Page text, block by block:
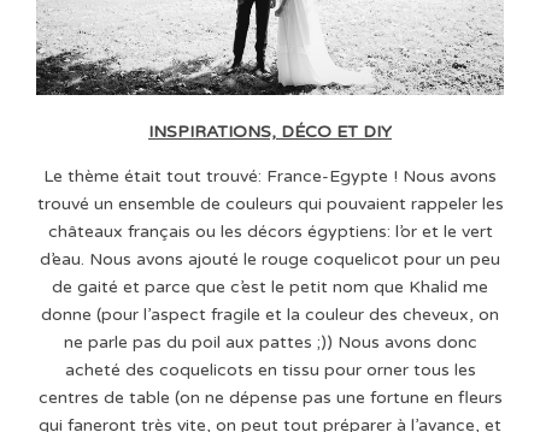
INSPIRATIONS, DÉCO ET DIY
Le thème était tout trouvé: France-Egypte ! Nous avons
trouvé un ensemble de couleurs qui pouvaient rappeler les
châteaux français ou les décors égyptiens: l’or et le vert
d’eau. Nous avons ajouté le rouge coquelicot pour un peu
de gaité et parce que c’est le petit nom que Khalid me
donne (pour l’aspect fragile et la couleur des cheveux, on
ne parle pas du poil aux pattes ;)) Nous avons donc
acheté des coquelicots en tissu pour orner tous les
centres de table (on ne dépense pas une fortune en fleurs
qui faneront très vite, on peut tout préparer à l’avance, et